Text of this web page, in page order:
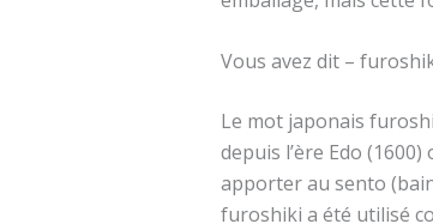
Vous avez dit –
Le mot japonais
depuis l’ère Edo
apporter au sento
furoshiki a été utilisé